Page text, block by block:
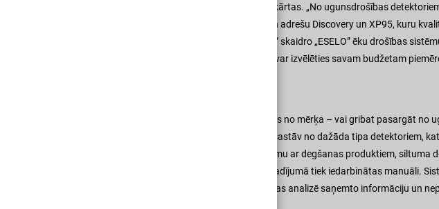
lai izveidotu patiešām uzticamas iekārtas. „No ugunsdrošības
būs Apollo ražotie analogie Orbis un adrešu Discovery un XP95, kuru
uguns atklāšanas sistēmās FXNET,” skaidro „ESELO” ēku drošības
konkurence, tāpēc katrs patērētājs var izvēlēties savam budžetam
Kādu sistēmu izvēlēties, būs atkarīgs no mērķa – vai gribat pasargāt
tiek izmantota vesela sistēma, kas sastāv no dažāda tipa detektoriem,
detektori reaģē uz gaisa piesārņojumu ar degšanas produktiem,
pogas, kuras ugunsgrēka draudu gadījumā tiek iedarbinātas manuāli.
sistēmas „smadzenēm” – centrāli, kas analizē saņemto informāciju un